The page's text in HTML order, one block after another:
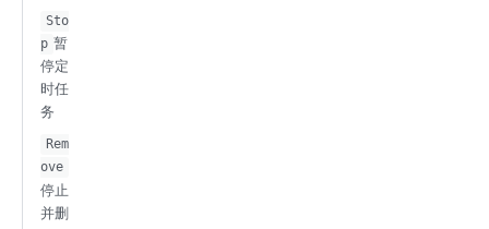
Sto
p 暂
停定
时任
务
Rem
ove
停止
并删